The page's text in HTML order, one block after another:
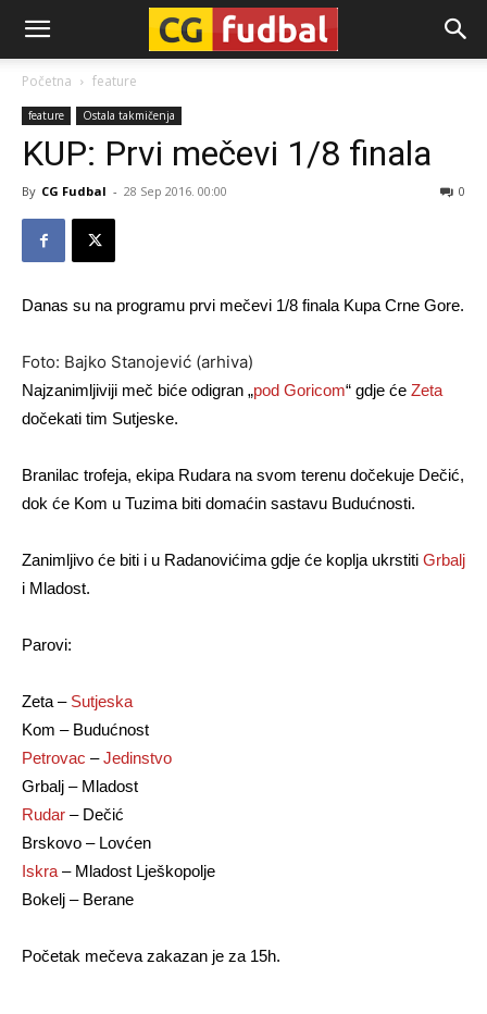
CG-
Fudbal
Početna feature
feature Ostala takmičenja
KUP: Prvi mečevi 1/8 finala
By CG Fudbal - 28 Sep 2016. 00:00 0
Danas su na programu prvi mečevi 1/8 finala Kupa Crne Gore.
Foto: Bajko Stanojević (arhiva)
Najzanimljiviji meč biće odigran „pod Goricom“ gdje će Zeta
dočekati tim Sutjeske.
Branilac trofeja, ekipa Rudara na svom terenu dočekuje Dečić,
dok će Kom u Tuzima biti domaćin sastavu Budućnosti.
Zanimljivo će biti i u Radanovićima gdje će koplja ukrstiti Grbalj
i Mladost.
Parovi:
Zeta – Sutjeska
Kom – Budućnost
Petrovac –Jedinstvo
Grbalj – Mladost
Rudar – Dečić
Brskovo – Lovćen
Iskra – Mladost Lješkopolje
Bokelj – Berane
Početak mečeva zakazan je za 15h.